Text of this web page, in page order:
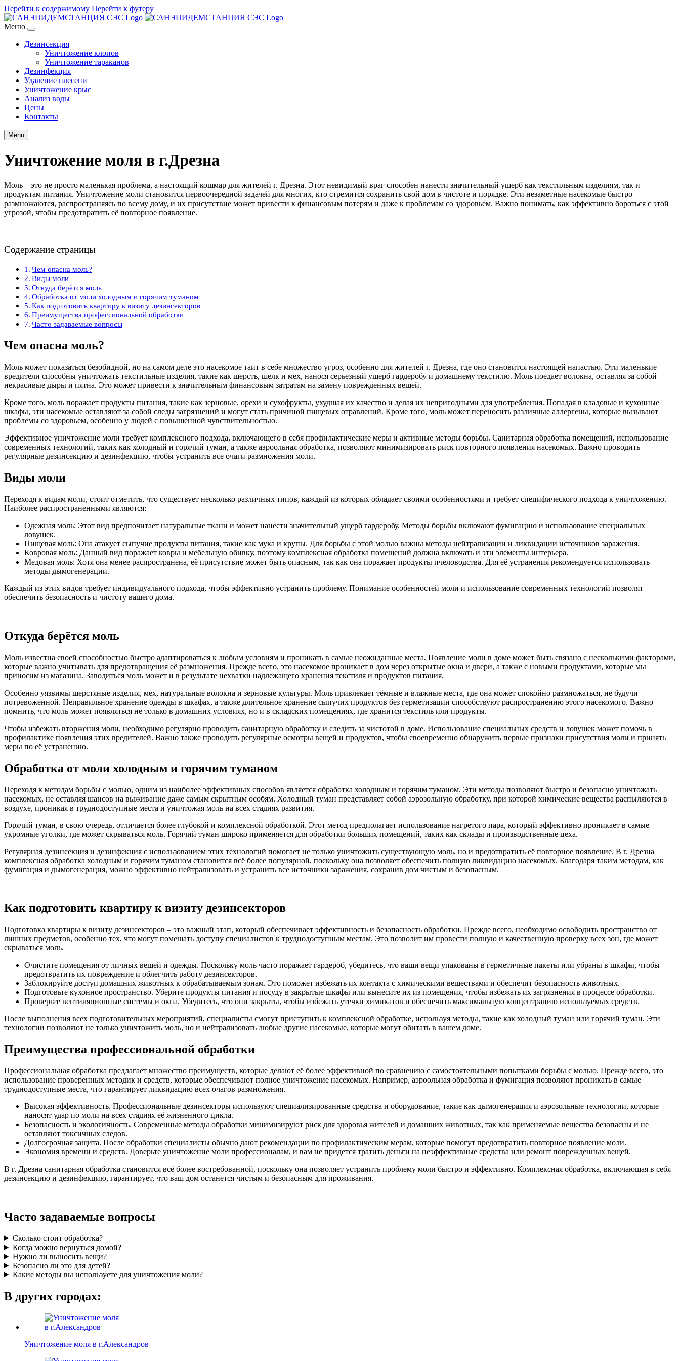
Перейти к содержимому Перейти к футеру
Меню
Дезинсекция
Уничтожение клопов
Уничтожение тараканов
Дезинфекция
Удаление плесени
Уничтожение крыс
Анализ воды
Цены
Контакты
Menu
Уничтожение моля в г.Дрезна
Моль – это не просто маленькая проблема, а настоящий кошмар для жителей г. Дрезна. Этот невидимый враг способен нанести значительный ущерб как текстильным изделиям, так и
продуктам питания. Уничтожение моли становится первоочередной задачей для многих, кто стремится сохранить свой дом в чистоте и порядке. Эти незаметные насекомые быстро
размножаются, распространяясь по всему дому, и их присутствие может привести к финансовым потерям и даже к проблемам со здоровьем. Важно понимать, как эффективно бороться с этой
угрозой, чтобы предотвратить её повторное появление.
Содержание страницы
Чем опасна моль?
Виды моли
Откуда берётся моль
Обработка от моли холодным и горячим туманом
Как подготовить квартиру к визиту дезинсекторов
Преимущества профессиональной обработки
Часто задаваемые вопросы
Чем опасна моль?
Моль может показаться безобидной, но на самом деле это насекомое таит в себе множество угроз, особенно для жителей г. Дрезна, где оно становится настоящей напастью. Эти маленькие
вредители способны уничтожать текстильные изделия, такие как шерсть, шелк и мех, нанося серьезный ущерб гардеробу и домашнему текстилю. Моль поедает волокна, оставляя за собой
некрасивые дыры и пятна. Это может привести к значительным финансовым затратам на замену поврежденных вещей.
Кроме того, моль поражает продукты питания, такие как зерновые, орехи и сухофрукты, ухудшая их качество и делая их непригодными для употребления. Попадая в кладовые и кухонные
шкафы, эти насекомые оставляют за собой следы загрязнений и могут стать причиной пищевых отравлений. Кроме того, моль может переносить различные аллергены, которые вызывают
проблемы со здоровьем, особенно у людей с повышенной чувствительностью.
Эффективное уничтожение моли требует комплексного подхода, включающего в себя профилактические меры и активные методы борьбы. Санитарная обработка помещений, использование
современных технологий, таких как холодный и горячий туман, а также аэроольная обработка, позволяют минимизировать риск повторного появления насекомых. Важно проводить
регулярные дезинсекцию и дезинфекцию, чтобы устранить все очаги размножения моли.
Виды моли
Переходя к видам моли, стоит отметить, что существует несколько различных типов, каждый из которых обладает своими особенностями и требует специфического подхода к уничтожению.
Наиболее распространенными являются:
Одежная моль: Этот вид предпочитает натуральные ткани и может нанести значительный ущерб гардеробу. Методы борьбы включают фумигацию и использование специальных
ловушек.
Пищевая моль: Она атакует сыпучие продукты питания, такие как мука и крупы. Для борьбы с этой молью важны методы нейтрализации и ликвидации источников заражения.
Ковровая моль: Данный вид поражает ковры и мебельную обивку, поэтому комплексная обработка помещений должна включать и эти элементы интерьера.
Медовая моль: Хотя она менее распространена, её присутствие может быть опасным, так как она поражает продукты пчеловодства. Для её устранения рекомендуется использовать
методы дымогенерации.
Каждый из этих видов требует индивидуального подхода, чтобы эффективно устранить проблему. Понимание особенностей моли и использование современных технологий позволят
обеспечить безопасность и чистоту вашего дома.
Откуда берётся моль
Моль известна своей способностью быстро адаптироваться к любым условиям и проникать в самые неожиданные места. Появление моли в доме может быть связано с несколькими факторами,
которые важно учитывать для предотвращения её размножения. Прежде всего, это насекомое проникает в дом через открытые окна и двери, а также с новыми продуктами, которые мы
приносим из магазина. Заводиться моль может и в результате нехватки надлежащего хранения текстиля и продуктов питания.
Особенно уязвимы шерстяные изделия, мех, натуральные волокна и зерновые культуры. Моль привлекает тёмные и влажные места, где она может спокойно размножаться, не будучи
потревоженной. Неправильное хранение одежды в шкафах, а также длительное хранение сыпучих продуктов без герметизации способствуют распространению этого насекомого. Важно
помнить, что моль может появляться не только в домашних условиях, но и в складских помещениях, где хранится текстиль или продукты.
Чтобы избежать вторжения моли, необходимо регулярно проводить санитарную обработку и следить за чистотой в доме. Использование специальных средств и ловушек может помочь в
профилактике появления этих вредителей. Важно также проводить регулярные осмотры вещей и продуктов, чтобы своевременно обнаружить первые признаки присутствия моли и принять
меры по её устранению.
Обработка от моли холодным и горячим туманом
Переходя к методам борьбы с молью, одним из наиболее эффективных способов является обработка холодным и горячим туманом. Эти методы позволяют быстро и безопасно уничтожать
насекомых, не оставляя шансов на выживание даже самым скрытным особям. Холодный туман представляет собой аэрозольную обработку, при которой химические вещества распыляются в
воздухе, проникая в труднодоступные места и уничтожая моль на всех стадиях развития.
Горячий туман, в свою очередь, отличается более глубокой и комплексной обработкой. Этот метод предполагает использование нагретого пара, который эффективно проникает в самые
укромные уголки, где может скрываться моль. Горячий туман широко применяется для обработки больших помещений, таких как склады и производственные цеха.
Регулярная дезинсекция и дезинфекция с использованием этих технологий помогает не только уничтожить существующую моль, но и предотвратить её повторное появление. В г. Дрезна
комплексная обработка холодным и горячим туманом становится всё более популярной, поскольку она позволяет обеспечить полную ликвидацию насекомых. Благодаря таким методам, как
фумигация и дымогенерация, можно эффективно нейтрализовать и устранить все источники заражения, сохранив дом чистым и безопасным.
Как подготовить квартиру к визиту дезинсекторов
Подготовка квартиры к визиту дезинсекторов – это важный этап, который обеспечивает эффективность и безопасность обработки. Прежде всего, необходимо освободить пространство от
лишних предметов, особенно тех, что могут помешать доступу специалистов к труднодоступным местам. Это позволит им провести полную и качественную проверку всех зон, где может
скрываться моль.
Очистите помещения от личных вещей и одежды. Поскольку моль часто поражает гардероб, убедитесь, что ваши вещи упакованы в герметичные пакеты или убраны в шкафы, чтобы
предотвратить их повреждение и облегчить работу дезинсекторов.
Заблокируйте доступ домашних животных к обрабатываемым зонам. Это поможет избежать их контакта с химическими веществами и обеспечит безопасность животных.
Подготовьте кухонное пространство. Уберите продукты питания и посуду в закрытые шкафы или вынесите их из помещения, чтобы избежать их загрязнения в процессе обработки.
Проверьте вентиляционные системы и окна. Убедитесь, что они закрыты, чтобы избежать утечки химикатов и обеспечить максимальную концентрацию используемых средств.
После выполнения всех подготовительных мероприятий, специалисты смогут приступить к комплексной обработке, используя методы, такие как холодный туман или горячий туман. Эти
технологии позволяют не только уничтожить моль, но и нейтрализовать любые другие насекомые, которые могут обитать в вашем доме.
Преимущества профессиональной обработки
Профессиональная обработка предлагает множество преимуществ, которые делают её более эффективной по сравнению с самостоятельными попытками борьбы с молью. Прежде всего, это
использование проверенных методик и средств, которые обеспечивают полное уничтожение насекомых. Например, аэроольная обработка и фумигация позволяют проникать в самые
труднодоступные места, что гарантирует ликвидацию всех очагов размножения.
Высокая эффективность. Профессиональные дезинсекторы используют специализированные средства и оборудование, такие как дымогенерация и аэрозольные технологии, которые
наносят удар по моли на всех стадиях её жизненного цикла.
Безопасность и экологичность. Современные методы обработки минимизируют риск для здоровья жителей и домашних животных, так как применяемые вещества безопасны и не
оставляют токсичных следов.
Долгосрочная защита. После обработки специалисты обычно дают рекомендации по профилактическим мерам, которые помогут предотвратить повторное появление моли.
Экономия времени и средств. Доверьте уничтожение моли профессионалам, и вам не придется тратить деньги на неэффективные средства или ремонт поврежденных вещей.
В г. Дрезна санитарная обработка становится всё более востребованной, поскольку она позволяет устранить проблему моли быстро и эффективно. Комплексная обработка, включающая в себя
дезинсекцию и дезинфекцию, гарантирует, что ваш дом останется чистым и безопасным для проживания.
Часто задаваемые вопросы
Сколько стоит обработка?
Когда можно вернуться домой?
Нужно ли выносить вещи?
Безопасно ли это для детей?
Какие методы вы используете для уничтожения моли?
В других городах:
Уничтожение моля в г.Александров